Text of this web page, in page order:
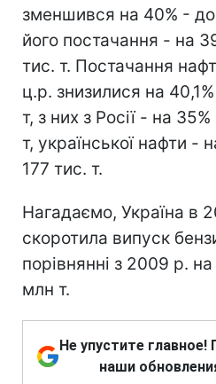
зменшився на 40% - до
його постачання - на
тис. т. Постачання
ц.р. знизилися на
т, з них з Росії - на
т, української нафти -
177 тис. т.
Нагадаємо, Україна в
скоротила випуск
порівнянні з 2009 р.
млн т.
Не упустите
наши